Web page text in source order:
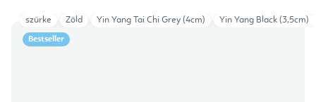
Bestseller
szürke Zöld Yin Yang Tai Chi Grey (4cm) Yin Yang Black (3,5cm)